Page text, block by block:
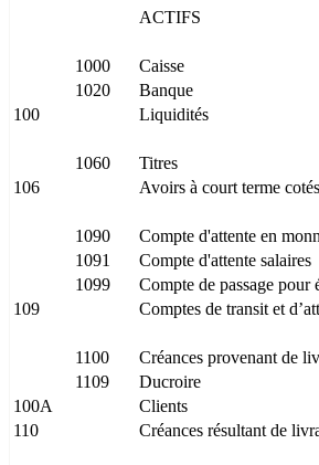
ACTIFS
1000 Caisse
1020
Banque
100
Liquidités
1060 Titres
106
Avoirs à court terme
1090 Compte d'attente en
1091
Compte d'attente salaires
1099
Compte de passage pour
109
Comptes de transit et
1100 Créances provenant de
1109
Ducroire
100A
Clients
110
Créances résultant de